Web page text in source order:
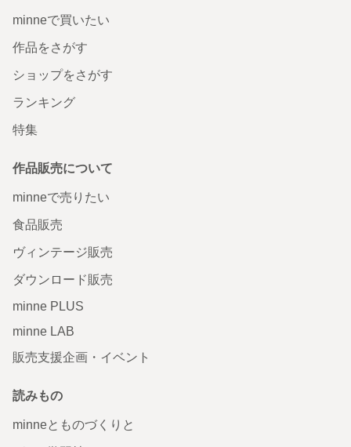
minneで買いたい
作品をさがす
ショップをさがす
ランキング
特集
作品販売について
minneで売りたい
食品販売
ヴィンテージ販売
ダウンロード販売
minne PLUS
minne LAB
販売支援企画・イベント
読みもの
minneとものづくりと